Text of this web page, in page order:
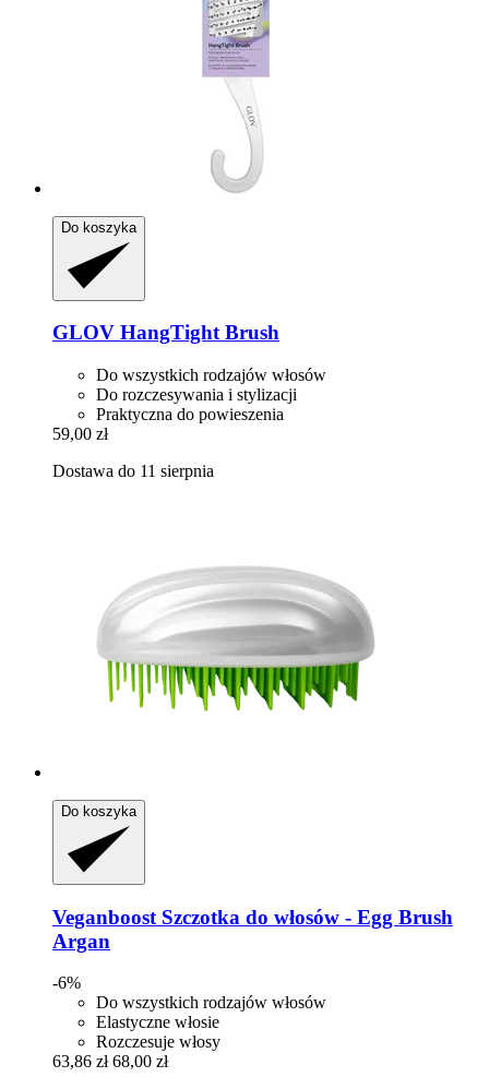
Do koszyka
GLOV HangTight Brush
Do wszystkich rodzajów włosów
Do rozczesywania i stylizacji
Praktyczna do powieszenia
59,00 zł
Dostawa do 11 sierpnia
Do koszyka
Veganboost Szczotka do włosów -​ Egg Brush
Argan
-6%
Do wszystkich rodzajów włosów
Elastyczne włosie
Rozczesuje włosy
63,86 zł 68,00 zł